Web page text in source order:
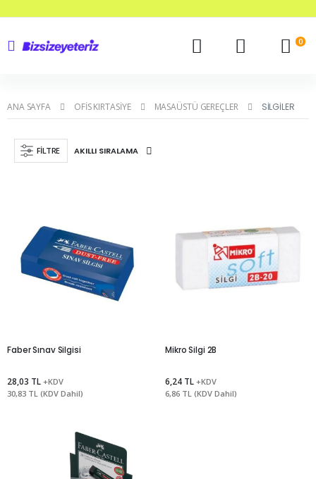
0
ANA SAYFA OFIS KIRTASIYE MASAÜSTÜ GEREÇLER SILGILER
FILTRE
Faber Sınav Silgisi
28,03 TL +KDV
30,83 TL (KDV Dahil)
Mikro Silgi 2B
6,24 TL +KDV
6,86 TL (KDV Dahil)